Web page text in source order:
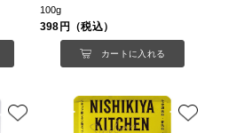
100g
398円（税込）
カートに入れる